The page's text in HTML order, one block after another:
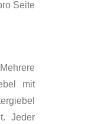
Seite
mit
Jeder